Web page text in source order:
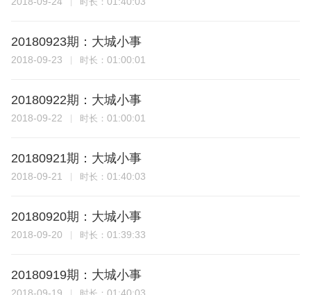
20180923期：大城小事
2018-09-23 时长： 01:00:01
20180922期：大城小事
2018-09-22 时长： 01:00:01
20180921期：大城小事
2018-09-21 时长： 01:40:03
20180920期：大城小事
2018-09-20 时长： 01:39:33
20180919期：大城小事